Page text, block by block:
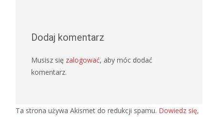
Dodaj komentarz
Musisz się zalogować, aby móc dodać
komentarz.
Ta strona używa Akismet do redukcji spamu. Dowiedz się,